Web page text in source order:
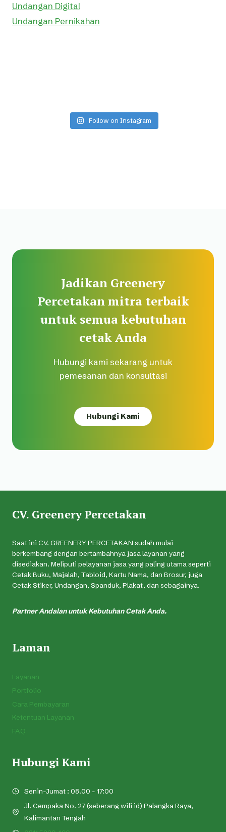
Undangan Digital
Undangan Pernikahan
Follow on Instagram
Jadikan Greenery
Percetakan mitra terbaik
untuk semua kebutuhan
cetak Anda
Hubungi kami sekarang untuk
pemesanan dan konsultasi
Hubungi Kami
CV. Greenery Percetakan
Saat ini CV. GREENERY PERCETAKAN sudah mulai
berkembang dengan bertambahnya jasa layanan yang
disediakan. Meliputi pelayanan jasa yang paling utama seperti
Cetak Buku, Majalah, Tabloid, Kartu Nama, dan Brosur, juga
Cetak Stiker, Undangan, Spanduk, Plakat, dan sebagainya.
Partner Andalan untuk Kebutuhan Cetak Anda.
Laman
Layanan
Portfolio
Cara Pembayaran
Ketentuan Layanan
FAQ
Hubungi Kami
Senin-Jumat : 08.00 - 17:00
Jl. Cempaka No. 27 (seberang wifi id) Palangka Raya,
Kalimantan Tengah